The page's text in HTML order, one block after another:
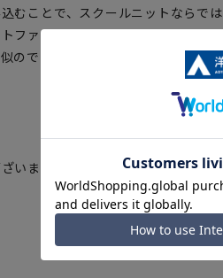
むことで、スクールニットならでは
ファクトリーです。職人による丁寧
のできないタフで上質なクオリティ
います。